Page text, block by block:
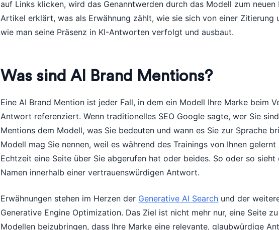
auf Links klicken, wird das Genanntwerden durch das Modell zum neuen
Artikel erklärt, was als Erwähnung zählt, wie sie sich von einer Zitierung
wie man seine Präsenz in KI-Antworten verfolgt und ausbaut.
Was sind AI Brand Mentions?
Eine AI Brand Mention ist jeder Fall, in dem ein Modell Ihre Marke beim
Antwort referenziert. Wenn traditionelles SEO Google sagte, wer Sie
Mentions dem Modell, was Sie bedeuten und wann es Sie zur Sprache
Modell mag Sie nennen, weil es während des Trainings von Ihnen
Echtzeit eine Seite über Sie abgerufen hat oder beides. So oder so sieht
Namen innerhalb einer vertrauenswürdigen Antwort.
Erwähnungen stehen im Herzen der Generative AI Search und der
Generative Engine Optimization. Das Ziel ist nicht mehr nur, eine Seite
Modellen beizubringen, dass Ihre Marke eine relevante, glaubwürdige